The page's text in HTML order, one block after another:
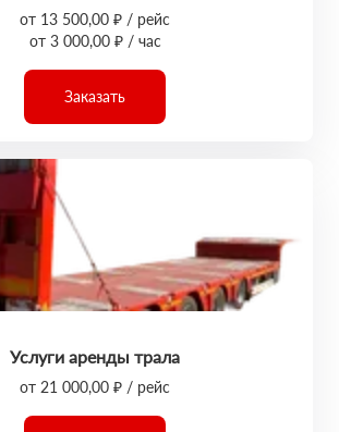
от 13 500,00 ₽ / рейс
от 3 000,00 ₽ / час
Заказать
Услуги аренды трала
от 21 000,00 ₽ / рейс